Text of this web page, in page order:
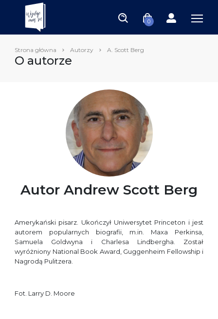
0
Strona główna Autorzy A. Scott Berg
O autorze
Autor Andrew Scott Berg
Amerykański pisarz. Ukończył Uniwersytet Princeton i jest
autorem popularnych biografii, m.in. Maxa Perkinsa,
Samuela Goldwyna i Charlesa Lindbergha. Został
wyróżniony National Book Award, Guggenheim Fellowship i
Nagrodą Pulitzera.
Fot. Larry D. Moore